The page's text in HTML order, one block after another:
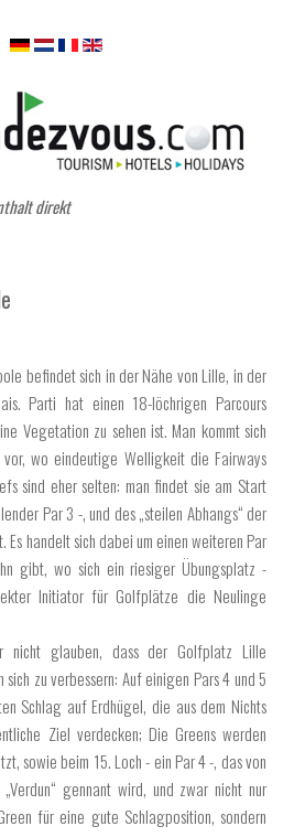
direkt
befindet sich in der Nähe von Lille, in der
Parti hat einen 18-löchrigen Parcours
Vegetation zu sehen ist. Man kommt sich
wo eindeutige Welligkeit die Fairways
sind eher selten: man findet sie am Start
Par 3 -, und des „steilen Abhangs“ der
Es handelt sich dabei um einen weiteren Par
gibt, wo sich ein riesiger Übungsplatz -
Initiator für Golfplätze die Neulinge
nicht glauben, dass der Golfplatz Lille
zu verbessern: Auf einigen Pars 4 und 5
Schlag auf Erdhügel, die aus dem Nichts
Ziel verdecken; Die Greens werden
sowie beim 15. Loch - ein Par 4 -, das von
gennant wird, und zwar nicht nur
für eine gute Schlagposition, sondern